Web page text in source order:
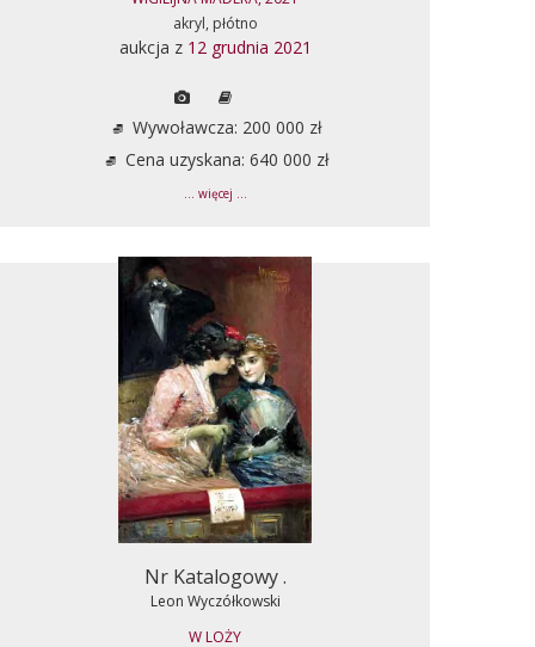
akryl, płótno
aukcja z 12 grudnia 2021
Wywoławcza: 200 000 zł
Cena uzyskana: 640 000 zł
... więcej ...
Nr Katalogowy .
Leon Wyczółkowski
W LOŻY